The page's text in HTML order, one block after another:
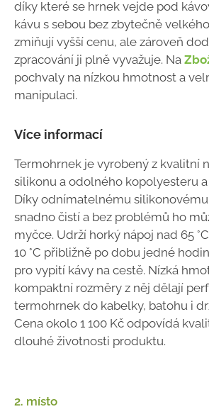
díky které se hrnek vejde pod
kávu s sebou bez zbytečně
zmiňují vyšší cenu, ale zároveň
zpracování ji plně vyvažuje. Na
pochvaly na nízkou hmotnost a
manipulaci.
Více informací
Termohrnek je vyrobený z kvalitní
silikonu a odolného kopolyesteru a
Díky odnímatelnému
snadno čistí a bez problémů ho
myčce. Udrží horký nápoj nad 65
10 °C přibližně po dobu jedné
pro vypití kávy na cestě. Nízká
kompaktní rozměry z něj dělají
termohrnek do kabelky, batohu i
Cena okolo 1 100 Kč odpovídá
dlouhé životnosti produktu.
2. místo